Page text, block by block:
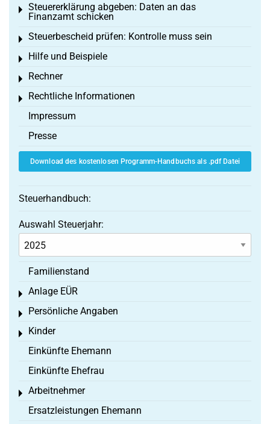
Steuererklärung abgeben: Daten an das
Finanzamt schicken
Toggle menu
Steuerbescheid prüfen: Kontrolle muss sein
Toggle menu
Hilfe und Beispiele
Toggle menu
Rechner
Toggle menu
Rechtliche Informationen
Toggle menu
Impressum
Presse
Download des kostenlosen Programm-Handbuchs als .pdf Datei
Steuerhandbuch:
Auswahl Steuerjahr:
Familienstand
Anlage EÜR
Toggle menu
Persönliche Angaben
Toggle menu
Kinder
Toggle menu
Einkünfte Ehemann
Einkünfte Ehefrau
Arbeitnehmer
Toggle menu
Ersatzleistungen Ehemann